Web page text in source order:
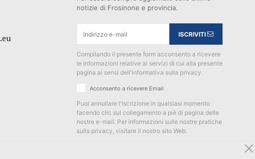
notizie di Frosinone e provincia.
ISCRIVITI
Compilando il presente form acconsento a ricevere
le informazioni relative ai servizi di cui alla presente
pagina ai sensi dell'informativa sulla privacy.
Acconsento a ricevere Email
Puoi annullare l'iscrizione in qualsiasi momento
facendo clic sul collegamento a piè di pagina delle
nostre e-mail. Per informazioni sulle nostre pratiche
sulla privacy, visitare il nostro sito Web.